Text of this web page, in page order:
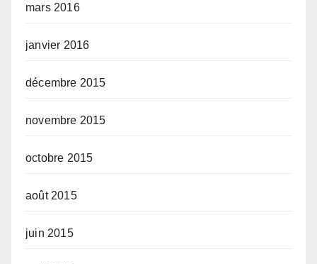
mars 2016
janvier 2016
décembre 2015
novembre 2015
octobre 2015
août 2015
juin 2015